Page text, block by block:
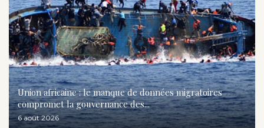
Union africaine : le manque de données migratoires
compromet la gouvernance des...
6 août 2026